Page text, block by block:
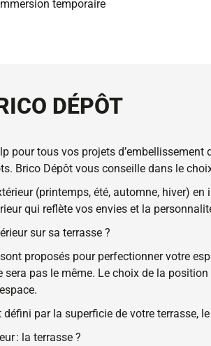
temporaire
DÉPÔT
pour tous vos projets
Brico Dépôt vous conseille dans le
(printemps, été, automne, hiver)
qui reflète vos envies et la
sur sa terrasse ?
proposés pour perfectionner votre
sera pas le même. Le choix de la
par la superficie de votre terrasse,
: la terrasse ?